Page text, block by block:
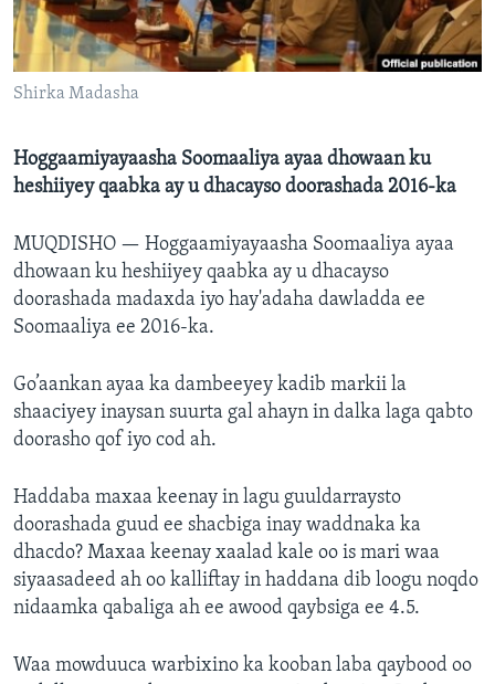
FAAQIDAADDA TODDOBAADKA
DHEXTAALKA TODDOBAADKA
Shirka Madasha
Hoggaamiyayaasha Soomaaliya ayaa dhowaan ku
heshiiyey qaabka ay u dhacayso doorashada 2016-ka
MUQDISHO — Hoggaamiyayaasha Soomaaliya ayaa
dhowaan ku heshiiyey qaabka ay u dhacayso
doorashada madaxda iyo hay'adaha dawladda ee
Soomaaliya ee 2016-ka.
Go’aankan ayaa ka dambeeyey kadib markii la
shaaciyey inaysan suurta gal ahayn in dalka laga qabto
doorasho qof iyo cod ah.
Haddaba maxaa keenay in lagu guuldarraysto
doorashada guud ee shacbiga inay waddnaka ka
dhacdo? Maxaa keenay xaalad kale oo is mari waa
siyaasadeed ah oo kalliftay in haddana dib loogu noqdo
nidaamka qabaliga ah ee awood qaybsiga ee 4.5.
Waa mowduuca warbixino ka kooban laba qaybood oo